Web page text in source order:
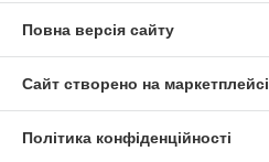
Повна версія сайту
Сайт створено на маркетплейсі
Політика конфіденційності